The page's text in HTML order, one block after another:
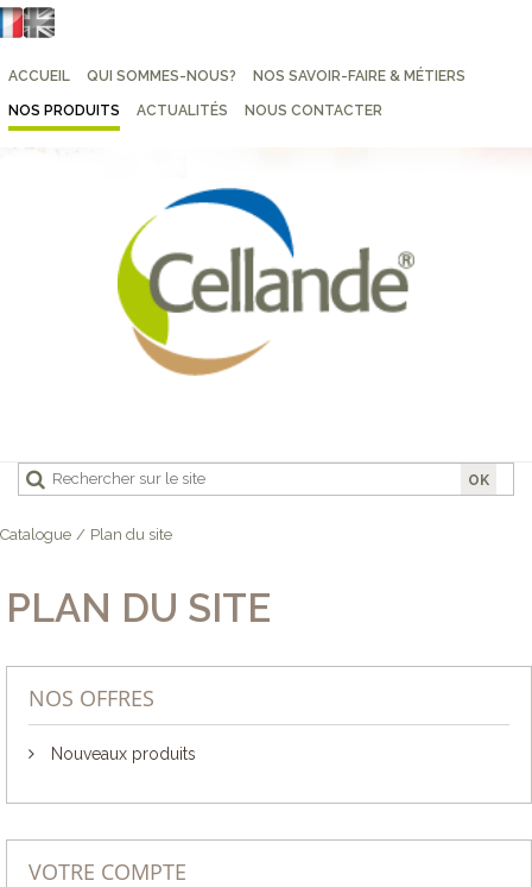
ACCUEIL QUI SOMMES-NOUS? NOS SAVOIR-FAIRE & MÉTIERS
NOS PRODUITS ACTUALITÉS NOUS CONTACTER
OK
Catalogue / Plan du site
PLAN DU SITE
NOS OFFRES
Nouveaux produits
VOTRE COMPTE